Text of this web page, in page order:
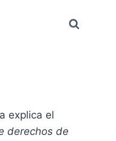
explica el
derechos de